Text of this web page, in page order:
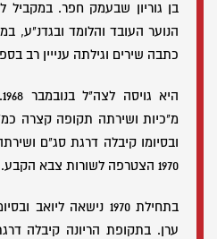
בן גוריון שבעמק חפר. במקביל
הנוער העובד והלומד ובגדנ"ע,
כתבה שירים וגילתה ענייין רב
מ"כיות ושירתה תקופה קצרה
ובסיומו קיבלה דרגת סג"ם
1970 הצטרפה לשורות צבא הקבע.
בתחילת 1970 נישאה
ערן. בתקופת הריונה קיבלה